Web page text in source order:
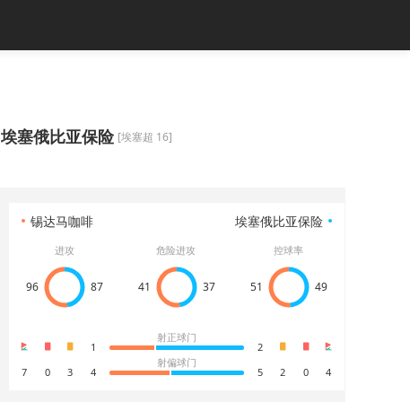
埃塞俄比亚保险 [埃塞超 16]
锡达马咖啡 埃塞俄比亚保险
进攻
96 87
危险进攻
41 37
控球率
51 49
1
射正球门
2
7
0 3 4
射偏球门
5 2 0 4